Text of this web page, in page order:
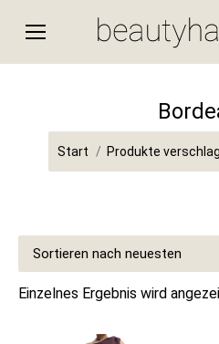
Sie befinden sich hier:
Start Produkte
Einzelnes Ergebnis wird